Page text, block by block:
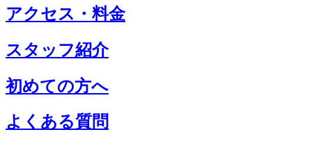
アクセス・料金
スタッフ紹介
初めての方へ
よくある質問